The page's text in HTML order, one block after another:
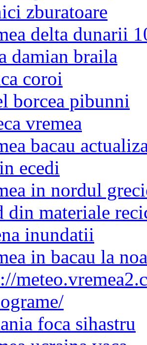
zburatoare
delta dunarii
damian braila
coroi
borcea pibunni
vremea
bacau
ecedi
in nordul
din materiale
inundatii
in bacau la
foca sihastru